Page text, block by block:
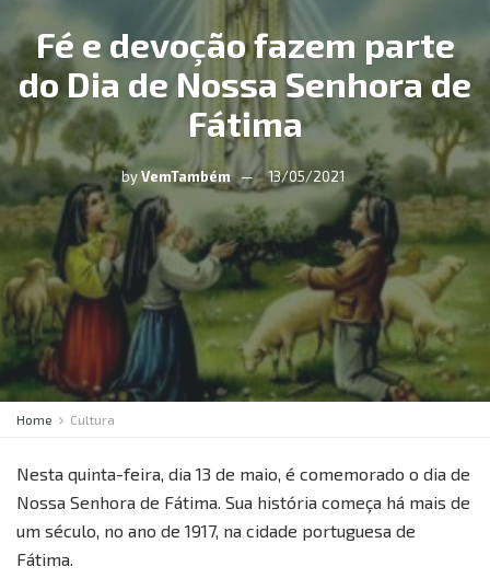
Fé e devoção fazem parte
do Dia de Nossa Senhora de
Fátima
byVemTambém 13/05/2021
Home Cultura
Nesta quinta-feira, dia 13 de maio, é comemorado o dia de
Nossa Senhora de Fátima. Sua história começa há mais de
um século, no ano de 1917, na cidade portuguesa de
Fátima.